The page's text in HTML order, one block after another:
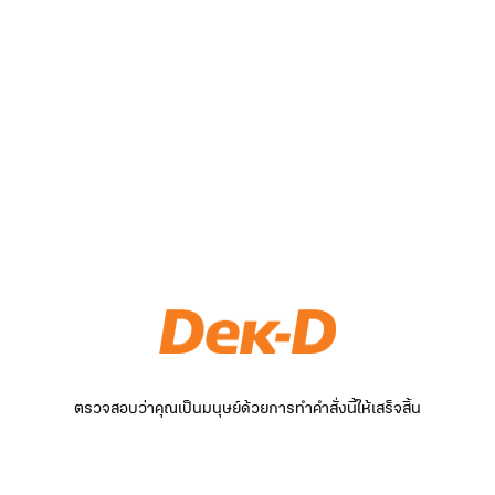
ตรวจสอบว่าคุณเป็นมนุษย์ด้วยการทำคำสั่งนี้ให้เสร็จสิ้น